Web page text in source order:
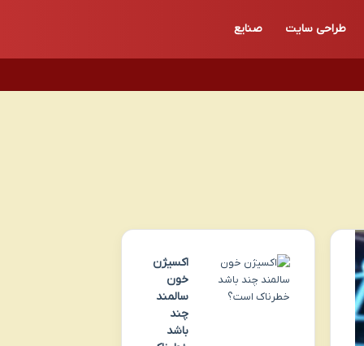
طراحی سایت صنایع
اکسیژن
خون
سالمند
چند
باشد